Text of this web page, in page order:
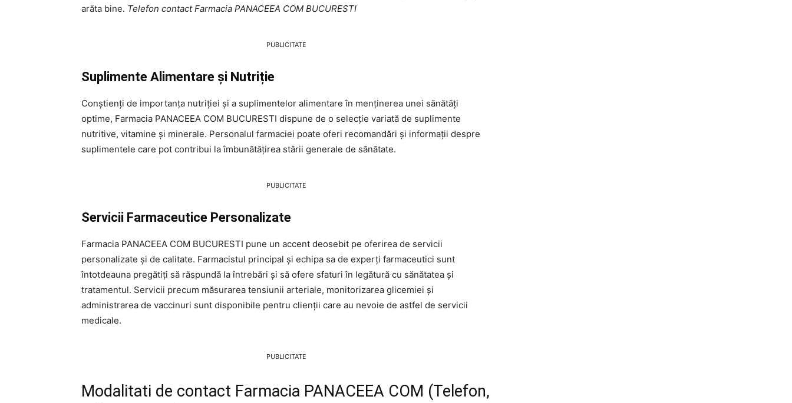
arăta bine. Telefon contact Farmacia PANACEEA COM BUCURESTI
PUBLICITATE
Suplimente Alimentare și Nutriție
Conștienți de importanța nutriției și a suplimentelor alimentare în menținerea unei sănătăți
optime, Farmacia PANACEEA COM BUCURESTI dispune de o selecție variată de suplimente
nutritive, vitamine și minerale. Personalul farmaciei poate oferi recomandări și informații despre
suplimentele care pot contribui la îmbunătățirea stării generale de sănătate.
PUBLICITATE
Servicii Farmaceutice Personalizate
Farmacia PANACEEA COM BUCURESTI pune un accent deosebit pe oferirea de servicii
personalizate și de calitate. Farmacistul principal și echipa sa de experți farmaceutici sunt
întotdeauna pregătiți să răspundă la întrebări și să ofere sfaturi în legătură cu sănătatea și
tratamentul. Servicii precum măsurarea tensiunii arteriale, monitorizarea glicemiei și
administrarea de vaccinuri sunt disponibile pentru clienții care au nevoie de astfel de servicii
medicale.
PUBLICITATE
Modalitati de contact Farmacia PANACEEA COM (Telefon,